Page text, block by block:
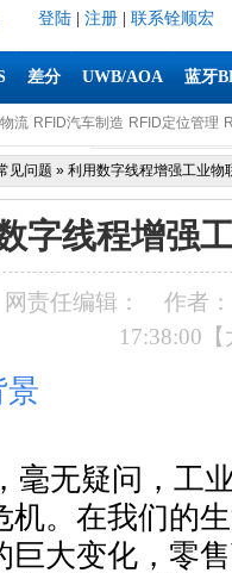
登陆 注册 联系铨顺宏
差分 UWB/AOA 蓝牙
流 RFID汽车制造 RFID定位管理
见问题 » 利用数字线程增强工业物
字线程增强
网责任编辑： 作者：
17:38:00【
景
毫无疑问，工
机。在我们的
巨大变化，零